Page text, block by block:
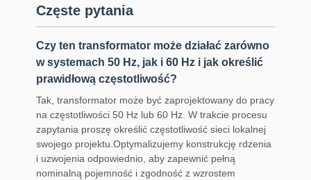
Częste pytania
Czy ten transformator może działać zarówno
w systemach 50 Hz, jak i 60 Hz i jak określić
prawidłową częstotliwość?
Tak, transformator może być zaprojektowany do pracy
na częstotliwości 50 Hz lub 60 Hz. W trakcie procesu
zapytania proszę określić częstotliwość sieci lokalnej
swojego projektu.Optymalizujemy konstrukcję rdzenia
i uzwojenia odpowiednio, aby zapewnić pełną
nominalną pojemność i zgodność z wzrostem